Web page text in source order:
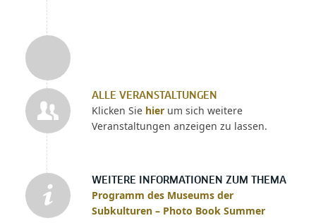
ALLE VERANSTALTUNGEN
Klicken Sie hierum sich weitere
Veranstaltungen anzeigen zu lassen.
WEITERE INFORMATIONEN ZUM THEMA
Programm des Museums der
Subkulturen – Photo Book Summer